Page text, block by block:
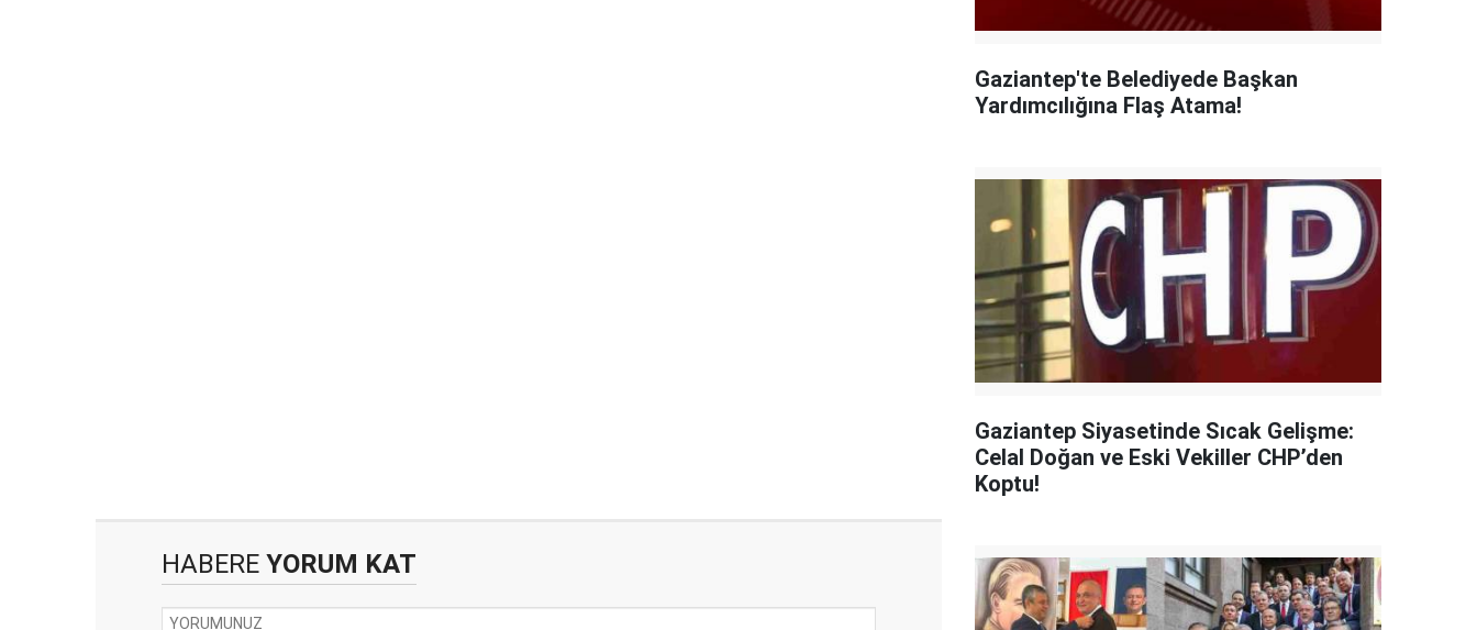
HABERE YORUM KAT
Gaziantep'te Belediyede Başkan
Yardımcılığına Flaş Atama!
Gaziantep Siyasetinde Sıcak Gelişme:
Celal Doğan ve Eski Vekiller CHP’den
Koptu!